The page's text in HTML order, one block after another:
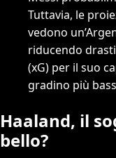
Tuttavia, le
vedono
riducendo
(xG) per il suo
gradino più
Haaland, il
bello?